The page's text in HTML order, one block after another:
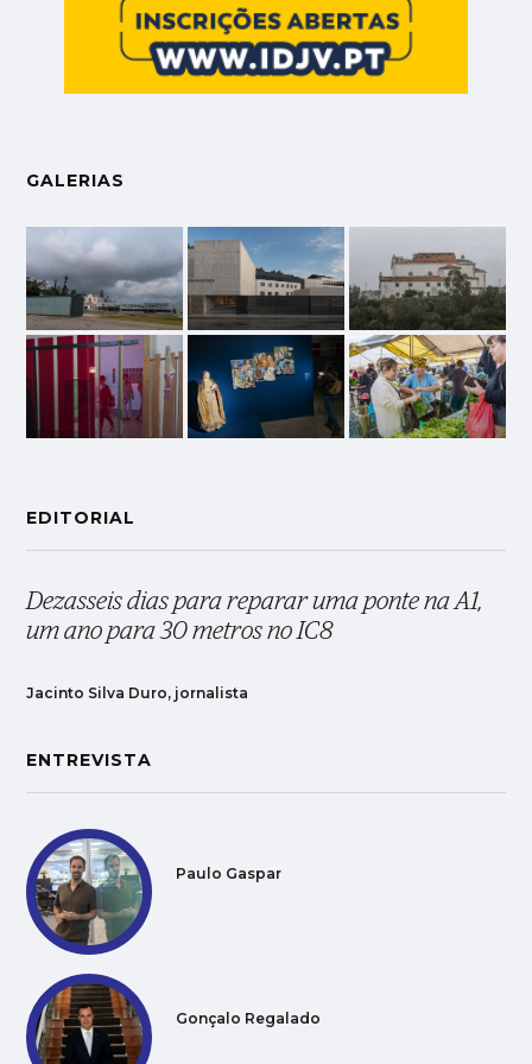
GALERIAS
EDITORIAL
Dezasseis dias para reparar uma ponte na A1,
um ano para 30 metros no IC8
Jacinto Silva Duro, jornalista
ENTREVISTA
Paulo Gaspar
Gonçalo Regalado